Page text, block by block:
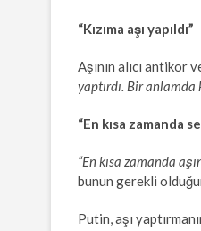
“Kızıma aşı yapıldı”
Aşının alıcı antikor
yaptırdı. Bir anlamda
“En kısa zamanda
“En kısa zamanda
bunun gerekli
Putin, aşı